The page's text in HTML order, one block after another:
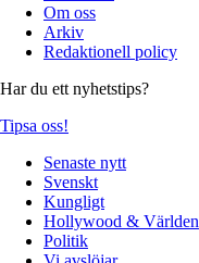
Om oss
Arkiv
Redaktionell policy
Har du ett nyhetstips?
Tipsa oss!
Senaste nytt
Svenskt
Kungligt
Hollywood & Världen
Politik